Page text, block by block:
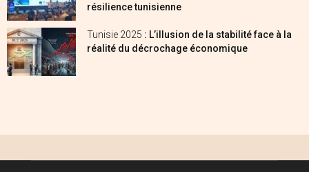
résilience tunisienne
Tunisie 2025 : L’illusion de la stabilité face à la
réalité du décrochage économique